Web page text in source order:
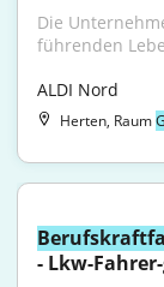
Die
führenden
ALDI Nord
Herten, Raum
- Lkw-